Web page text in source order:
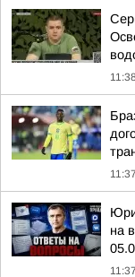
11:38
11:37
на
11:37